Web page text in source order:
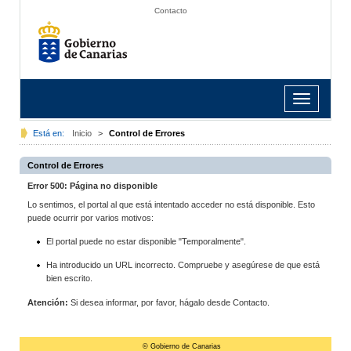
Contacto
Toggle
navigation
Está en: Inicio > Control de Errores
Control de Errores
Error 500: Página no disponible
Lo sentimos, el portal al que está intentado acceder no está disponible. Esto
puede ocurrir por varios motivos:
El portal puede no estar disponible "Temporalmente".
Ha introducido un URL incorrecto. Compruebe y asegúrese de que está
bien escrito.
Atención: Si desea informar, por favor, hágalo desde Contacto.
© Gobierno de Canarias